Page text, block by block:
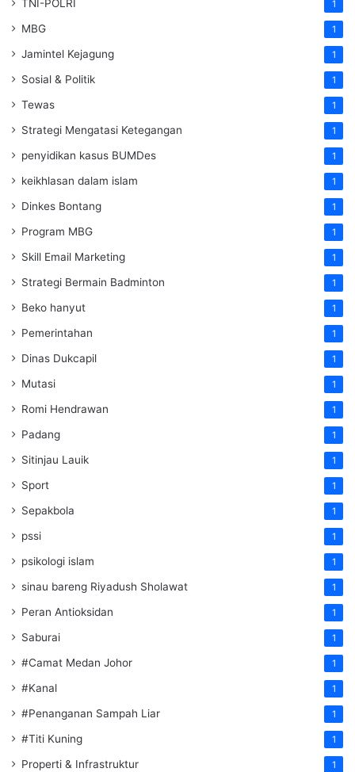
TNI-POLRI 1
MBG 1
Jamintel Kejagung 1
Sosial & Politik 1
Tewas 1
Strategi Mengatasi Ketegangan 1
penyidikan kasus BUMDes 1
keikhlasan dalam islam 1
Dinkes Bontang 1
Program MBG 1
Skill Email Marketing 1
Strategi Bermain Badminton 1
Beko hanyut 1
Pemerintahan 1
Dinas Dukcapil 1
Mutasi 1
Romi Hendrawan 1
Padang 1
Sitinjau Lauik 1
Sport 1
Sepakbola 1
pssi 1
psikologi islam 1
sinau bareng Riyadush Sholawat 1
Peran Antioksidan 1
Saburai 1
#Camat Medan Johor 1
#Kanal 1
#Penanganan Sampah Liar 1
#Titi Kuning 1
Properti & Infrastruktur 1